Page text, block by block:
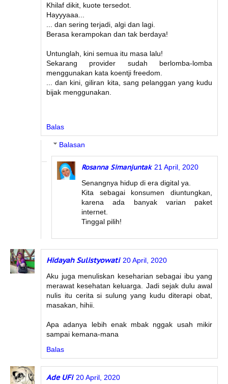
Khilaf dikit, kuote tersedot.
Hayyyaaa...
... dan sering terjadi, algi dan lagi.
Berasa kerampokan dan tak berdaya!
Untunglah, kini semua itu masa lalu!
Sekarang provider sudah berlomba-lomba
menggunakan kata koentji freedom.
... dan kini, giliran kita, sang pelanggan yang kudu
bijak menggunakan.
Balas
Balasan
Rosanna Simanjuntak 21 April, 2020
Senangnya hidup di era digital ya.
Kita sebagai konsumen diuntungkan,
karena ada banyak varian paket
internet.
Tinggal pilih!
Hidayah Sulistyowati 20 April, 2020
Aku juga menuliskan keseharian sebagai ibu yang
merawat kesehatan keluarga. Jadi sejak dulu awal
nulis itu cerita si sulung yang kudu diterapi obat,
masakan, hihii.
Apa adanya lebih enak mbak nggak usah mikir
sampai kemana-mana
Balas
Ade UFi 20 April, 2020